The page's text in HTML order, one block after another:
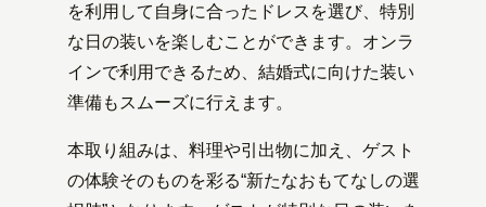
を利用して自身に合ったドレスを選び、特別
な日の装いを楽しむことができます。オンラ
インで利用できるため、結婚式に向けた装い
準備もスムーズに行えます。
本取り組みは、料理や引出物に加え、ゲスト
の体験そのものを彩る“新たなおもてなしの選